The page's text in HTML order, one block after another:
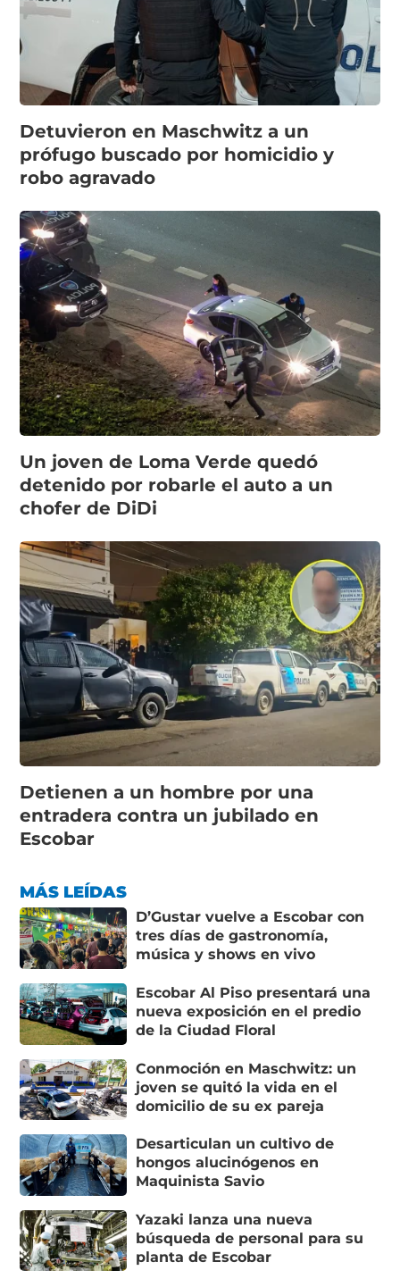
Detuvieron en Maschwitz a un
prófugo buscado por homicidio y
robo agravado
Un joven de Loma Verde quedó
detenido por robarle el auto a un
chofer de DiDi
Detienen a un hombre por una
entradera contra un jubilado en
Escobar
MÁS LEÍDAS
D’Gustar vuelve a Escobar con
tres días de gastronomía,
música y shows en vivo
Escobar Al Piso presentará una
nueva exposición en el predio
de la Ciudad Floral
Conmoción en Maschwitz: un
joven se quitó la vida en el
domicilio de su ex pareja
Desarticulan un cultivo de
hongos alucinógenos en
Maquinista Savio
Yazaki lanza una nueva
búsqueda de personal para su
planta de Escobar